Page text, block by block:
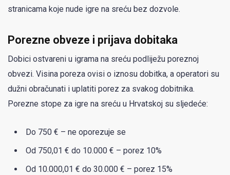
stranicama koje nude igre na sreću bez dozvole.
Porezne obveze i prijava dobitaka
Dobici ostvareni u igrama na sreću podliježu poreznoj
obvezi. Visina poreza ovisi o iznosu dobitka, a operatori su
dužni obračunati i uplatiti porez za svakog dobitnika.
Porezne stope za igre na sreću u Hrvatskoj su sljedeće:
Do 750 € – ne oporezuje se
Od 750,01 € do 10.000 € – porez 10%
Od 10.000,01 € do 30.000 € – porez 15%